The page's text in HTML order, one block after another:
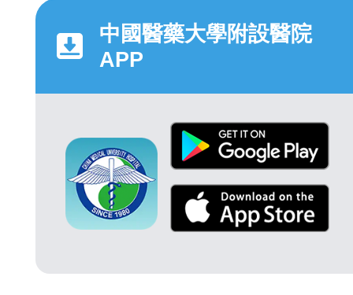
中國醫藥大學附設醫院
APP